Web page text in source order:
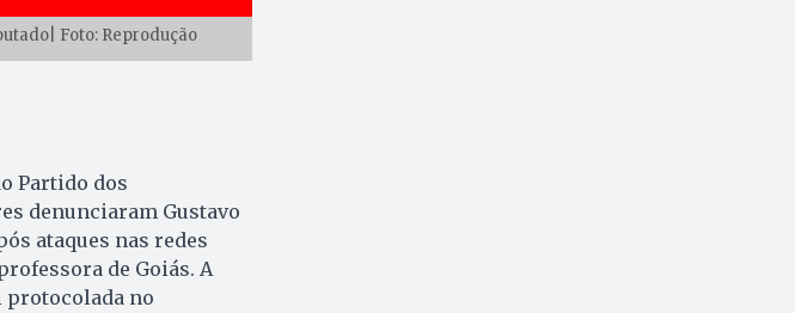
Foto: Reprodução
Partido dos
denunciaram Gustavo
ataques nas redes
de Goiás. A
protocolada no